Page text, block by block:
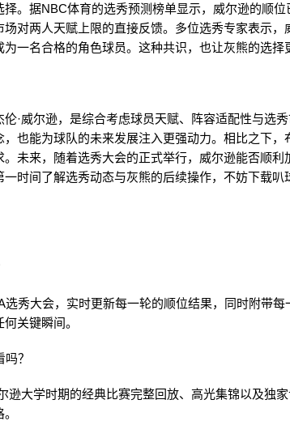
。据NBC体育的选秀预测榜单显示，威尔逊的顺
对两人天赋上限的直接反馈。多位选秀专家表示，
一名合格的角色球员。这种共识，也让灰熊的选择
·威尔逊，是综合考虑球员天赋、阵容适配性与选
也能为球队的未来发展注入更强动力。相比之下，
未来，随着选秀大会的正式举行，威尔逊能否顺
时间了解选秀动态与灰熊的后续操作，不妨下载叭
秀大会，实时更新每一轮的顺位结果，同时附带每
关键瞬间。
？
逊大学时期的经典比赛完整回放、高光集锦以及独